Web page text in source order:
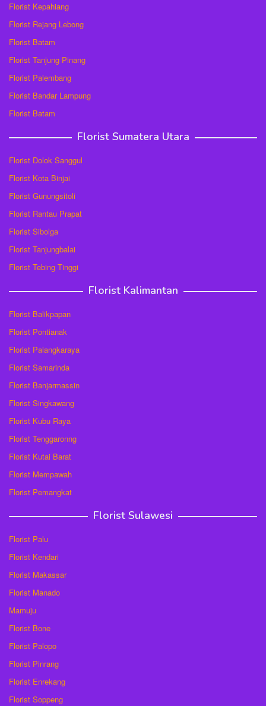
Florist Kepahiang
Florist Rejang Lebong
Florist Batam
Florist Tanjung Pinang
Florist Palembang
Florist Bandar Lampung
Florist Batam
Florist Sumatera Utara
Florist Dolok Sanggul
Florist Kota Binjai
Florist Gunungsitoli
Florist Rantau Prapat
Florist Sibolga
Florist Tanjungbalai
Florist Tebing Tinggi
Florist Kalimantan
Florist Balikpapan
Florist Pontianak
Florist Palangkaraya
Florist Samarinda
Florist Banjarmassin
Florist Singkawang
Florist Kubu Raya
Florist Tenggaronng
Florist Kutai Barat
Florist Mempawah
Florist Pemangkat
Florist Sulawesi
Florist Palu
Florist Kendari
Florist Makassar
Florist Manado
Mamuju
Florist Bone
Florist Palopo
Florist Pinrang
Florist Enrekang
Florist Soppeng